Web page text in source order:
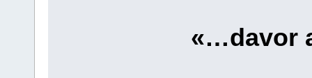
«…davor